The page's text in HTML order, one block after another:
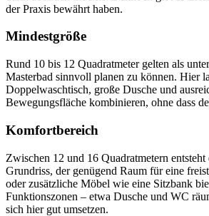
der Praxis bewährt haben.
Mindestgröße
Rund 10 bis 12 Quadratmeter gelten als
Masterbad sinnvoll planen zu können. Hier
Doppelwaschtisch, große Dusche und
Bewegungsfläche kombinieren, ohne dass
Komfortbereich
Zwischen 12 und 16 Quadratmetern
Grundriss, der genügend Raum für eine
oder zusätzliche Möbel wie eine Sitzbank
Funktionszonen – etwa Dusche und WC
sich hier gut umsetzen.